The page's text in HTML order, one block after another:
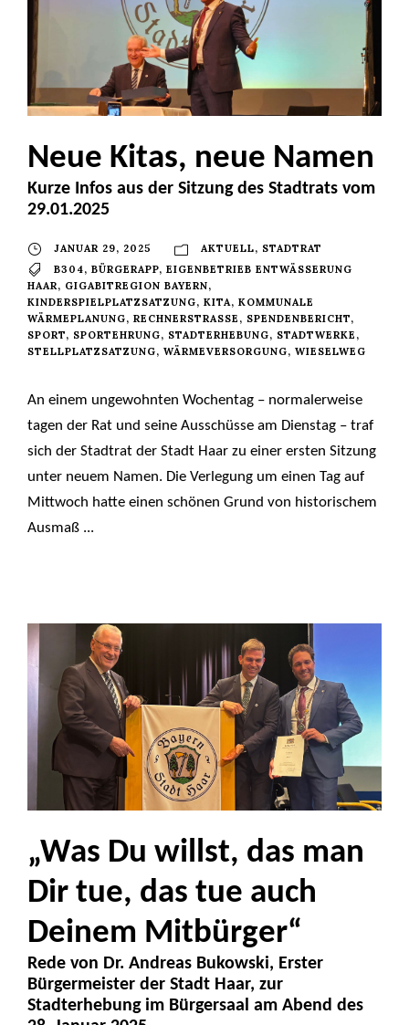
Neue Kitas, neue Namen
Kurze Infos aus der Sitzung des Stadtrats vom
29.01.2025
JANUAR 29, 2025 AKTUELL, STADTRAT
B304, BÜRGERAPP, EIGENBETRIEB ENTWÄSSERUNG
HAAR, GIGABITREGION BAYERN,
KINDERSPIELPLATZSATZUNG, KITA, KOMMUNALE
WÄRMEPLANUNG, RECHNERSTRASSE , SPENDENBERICHT,
SPORT, SPORTEHRUNG, STADTERHEBUNG, STADTWERKE ,
STELLPLATZSATZUNG, WÄRMEVERSORGUNG, WIESELWEG
An einem ungewohnten Wochentag – normalerweise
tagen der Rat und seine Ausschüsse am Dienstag – traf
sich der Stadtrat der Stadt Haar zu einer ersten Sitzung
unter neuem Namen. Die Verlegung um einen Tag auf
Mittwoch hatte einen schönen Grund von historischem
Ausmaß ...
„Was Du willst, das man
Dir tue, das tue auch
Deinem Mitbürger“
Rede von Dr. Andreas Bukowski, Erster
Bürgermeister der Stadt Haar, zur
Stadterhebung im Bürgersaal am Abend des